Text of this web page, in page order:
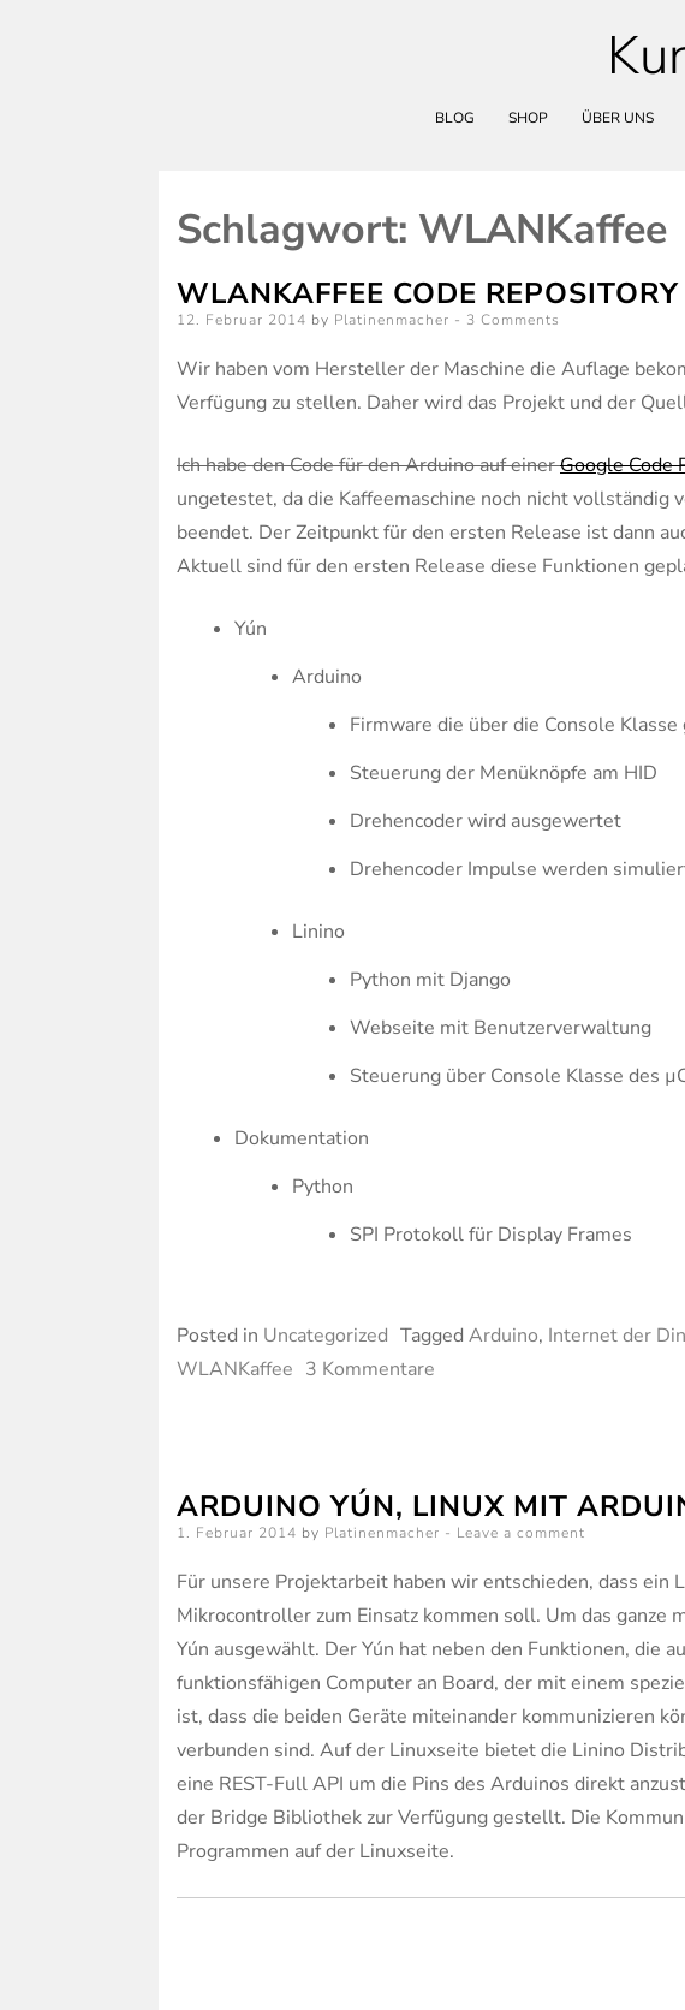
BLOG SHOP ÜBER UNS
Schlagwort: WLANKaffee
WLANKAFFEE CODE REPOSITORY
Posted
12. Februar 2014 by Platinenmacher 3 Comments
Wir haben vom Hersteller der Maschine die Auflage
Verfügung zu stellen. Daher wird das Projekt und der
Ich habe den Code für den Arduino auf einerGoogle Code
ungetestet, da die Kaffeemaschine noch nicht
beendet. Der Zeitpunkt für den ersten Release ist dann
Aktuell sind für den ersten Release diese Funktionen
Yún
Arduino
Firmware die über die Console
Steuerung der Menüknöpfe am HID
Drehencoder wird ausgewertet
Drehencoder Impulse werden
Linino
Python mit Django
Webseite mit Benutzerverwaltung
Steuerung über Console Klasse des
Dokumentation
Python
SPI Protokoll für Display Frames
Posted in Uncategorized Tagged Arduino, Internet der
WLANKaffee 3 Kommentare
ARDUINO YÚN, LINUX MIT
Posted
1. Februar 2014 by Platinenmacher Leave a comment
Für unsere Projektarbeit haben wir entschieden, dass ein
Mikrocontroller zum Einsatz kommen soll. Um das ganze
Yún ausgewählt. Der Yún hat neben den Funktionen, die
funktionsfähigen Computer an Board, der mit einem
ist, dass die beiden Geräte miteinander kommunizieren
verbunden sind. Auf der Linuxseite bietet die Linino
eine REST-Full API um die Pins des Arduinos direkt
der Bridge Bibliothek zur Verfügung gestellt. Die
Programmen auf der Linuxseite.